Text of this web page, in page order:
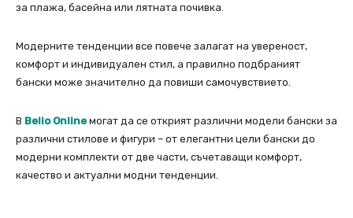
за плажа, басейна или лятната почивка.
Модерните тенденции все повече залагат на увереност,
комфорт и индивидуален стил, а правилно подбраният
бански може значително да повиши самочувствието.
В Belio Online могат да се открият различни модели бански за
различни стилове и фигури – от елегантни цели бански до
модерни комплекти от две части, съчетаващи комфорт,
качество и актуални модни тенденции.